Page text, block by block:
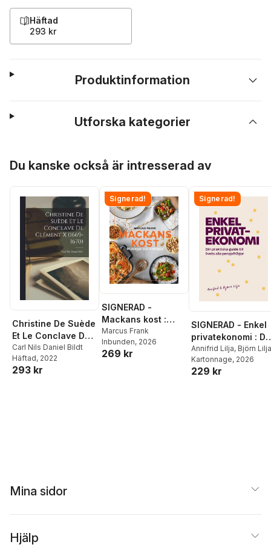
Häftad
293 kr
Produktinformation
Utforska kategorier
Du kanske också är intresserad av
Christine De Suède
Et Le Conclave De
Clément X (1669-
1670)
Carl Nils Daniel Bildt
Häftad, 2022
293 kr
Signerad!
SIGNERAD -
Mackans kost :
Middagar och
matlådor
Marcus Frank
Inbunden, 2026
269 kr
Signerad!
SIGNERAD - Enkel
privatekonomi :
praktiska guide till
livets alla
pengafrågor
Annifrid Lilja, Björn Lilja
Kartonnage, 2026
229 kr
Mina sidor
Hjälp